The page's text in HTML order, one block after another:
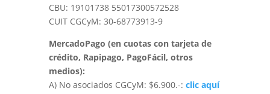
CBU: 19101738 55017300572528
CUIT CGCyM: 30-68773913-9
MercadoPago (en cuotas con tarjeta de
crédito, Rapipago, PagoFácil, otros
medios):
A) No asociados CGCyM: $6.900.-: clic aquí